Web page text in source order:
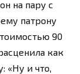
на пару с
патрону
90
как
«Ну и что,